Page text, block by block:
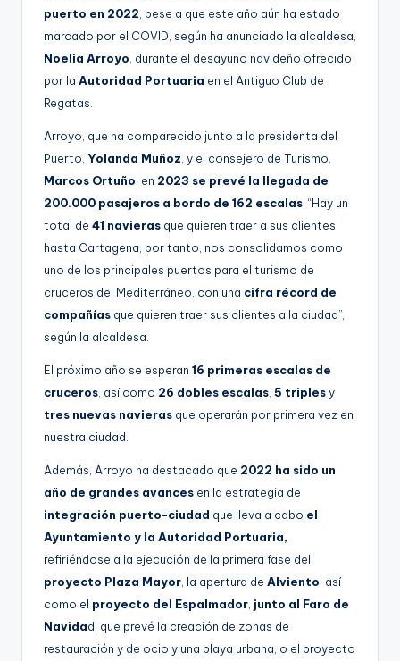
puerto en 2022, pese a que este año aún ha estado
marcado por el COVID, según ha anunciado la alcaldesa,
Noelia Arroyo, durante el desayuno navideño ofrecido
por la Autoridad Portuaria en el Antiguo Club de
Regatas.
Arroyo, que ha comparecido junto a la presidenta del
Puerto, Yolanda Muñoz, y el consejero de Turismo,
Marcos Ortuño, en 2023 se prevé la llegada de
200.000 pasajeros a bordo de 162 escalas. “Hay un
total de 41 navieras que quieren traer a sus clientes
hasta Cartagena, por tanto, nos consolidamos como
uno de los principales puertos para el turismo de
cruceros del Mediterráneo, con una cifra récord de
compañías que quieren traer sus clientes a la ciudad”,
según la alcaldesa.
El próximo año se esperan 16 primeras escalas de
cruceros, así como 26 dobles escalas, 5 triplesy
tres nuevas navieras que operarán por primera vez en
nuestra ciudad.
Además, Arroyo ha destacado que 2022 ha sido un
año de grandes avances en la estrategia de
integración puerto-ciudad que lleva a cabo el
Ayuntamiento y la Autoridad Portuaria,
refiriéndose a la ejecución de la primera fase del
proyecto Plaza Mayor, la apertura de Alviento, así
como el proyecto del Espalmador, junto al Faro de
Navidad, que prevé la creación de zonas de
restauración y de ocio y una playa urbana, o el proyecto